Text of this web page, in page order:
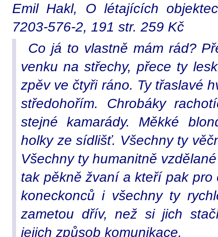
Emil Hakl, O létajících
7203-576-2, 191 str. 259 Kč
Co já to vlastně mám rád?
venku na střechy, přece ty
zpěv ve čtyři ráno. Ty třaslavé
středohořím. Chrobáky
stejné kamarády. Měkké
holky ze sídlišť. Všechny ty
Všechny ty humanitně
tak pěkně žvaní a kteří pak
koneckonců i všechny ty
zametou dřív, než si jich
jejich způsob komunikace.